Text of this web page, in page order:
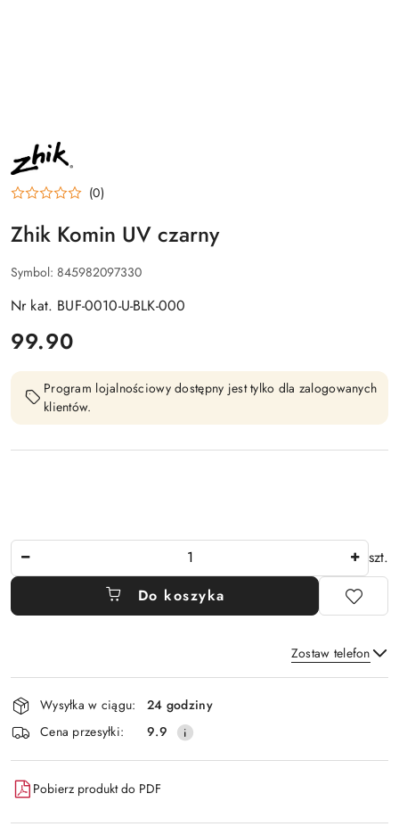
NAZWA
PRODUCENTA:
ZHIK
(0)
Zhik Komin UV czarny
Symbol: 845982097330
Nr kat. BUF-0010-U-BLK-000
cena:
99.90
Program lojalnościowy dostępny jest tylko dla zalogowanych
klientów.
szt.
Do koszyka
Zostaw telefon
Wyślij
Dostępność
i
dostawa
Wysyłka w ciągu:
24 godziny
Cena przesyłki:
9.9
Pobierz produkt do PDF